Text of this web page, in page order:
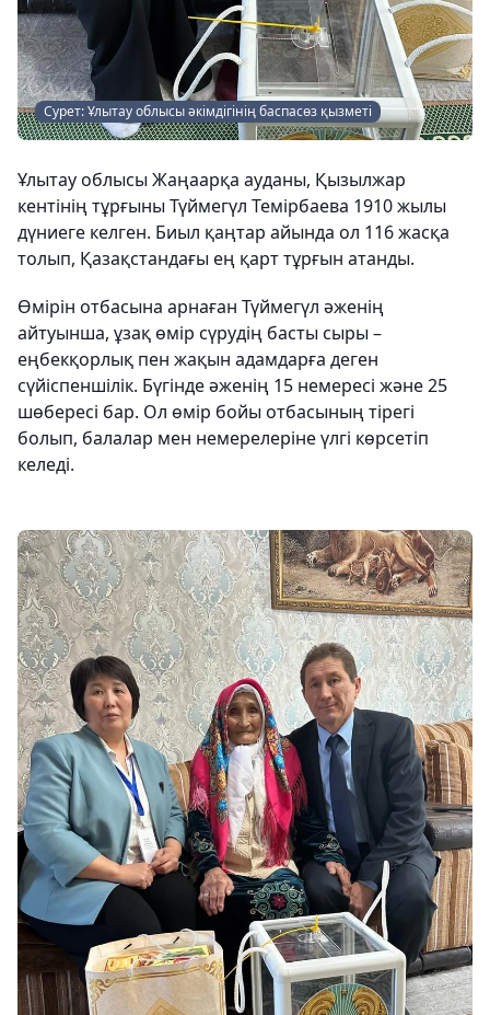
Сурет: Ұлытау облысы әкімдігінің баспасөз қызметі
Ұлытау облысы Жаңаарқа ауданы, Қызылжар
кентінің тұрғыны Түймегүл Темірбаева 1910 жылы
дүниеге келген. Биыл қаңтар айында ол 116 жасқа
толып, Қазақстандағы ең қарт тұрғын атанды.
Өмірін отбасына арнаған Түймегүл әженің
айтуынша, ұзақ өмір сүрудің басты сыры –
еңбекқорлық пен жақын адамдарға деген
сүйіспеншілік. Бүгінде әженің 15 немересі және 25
шөбересі бар. Ол өмір бойы отбасының тірегі
болып, балалар мен немерелеріне үлгі көрсетіп
келеді.